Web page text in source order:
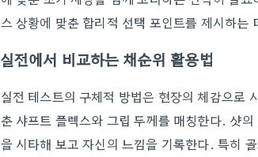
스 상황에 맞춘 합리적 선택 포인트를 제시하는
실전에서 비교하는 채순위 활용법
실전 테스트의 구체적 방법은 현장의 체감으로
춘 샤프트 플렉스와 그립 두께를 매칭한다. 샷
을 시타해 보고 자신의 느낌을 기록한다. 특히